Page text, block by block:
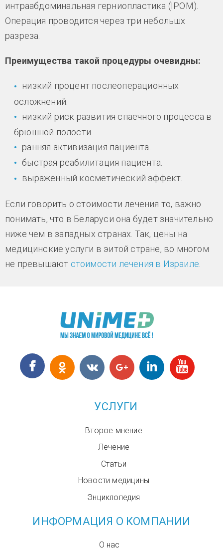
интраабдоминальная герниопластика (IPOM).
Операция проводится через три небольшх
разреза.
Преимущества такой процедуры очевидны:
низкий процент послеоперационных
осложнений.
низкий риск развития спаечного процесса в
брюшной полости.
ранняя активизация пациента.
быстрая реабилитация пациента.
выраженный косметический эффект.
Если говорить о стоимости лечения то, важно
понимать, что в Беларуси она будет значительно
ниже чем в западных странах. Так, цены на
медицинские услуги в эитой стране, во многом
не превышают стоимости лечения в Израиле
УСЛУГИ
Второе мнение
Лечение
Статьи
Новости медицины
Энциклопедия
ИНФОРМАЦИЯ О КОМПАНИИ
О нас